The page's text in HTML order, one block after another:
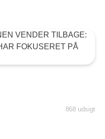
868 udsigt